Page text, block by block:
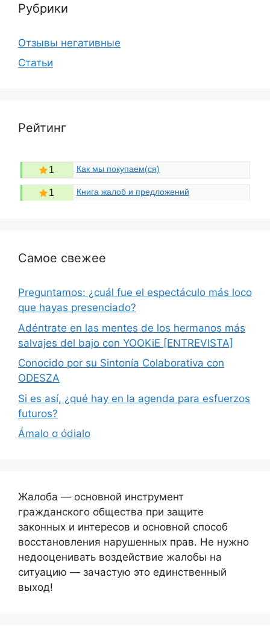
Рубрики
Отзывы негативные
Статьи
Рейтинг
1 Как мы покупаем(ся)
1 Книга жалоб и предложений
Самое свежее
Preguntamos: ¿cuál fue el espectáculo más loco
que hayas presenciado?
Adéntrate en las mentes de los hermanos más
salvajes del bajo con YOOKiE [ENTREVISTA]
Conocido por su Sintonía Colaborativa con
ODESZA
Si es así, ¿qué hay en la agenda para esfuerzos
futuros?
Ámalo o ódialo
Жалоба — основной инструмент
гражданского общества при защите
законных и интересов и основной способ
восстановления нарушенных прав. Не нужно
недооценивать воздействие жалобы на
ситуацию — зачастую это единственный
выход!